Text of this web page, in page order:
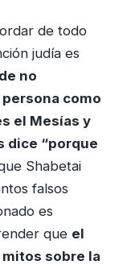
de todo
judía es
no
como
el Mesías y
dice “porque
Shabetai
falsos
es
que el
sobre la